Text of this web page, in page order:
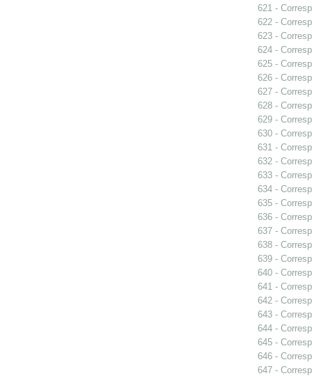
621 -
622 -
623 -
624 -
625 -
626 -
627 -
628 -
629 -
630 -
631 -
632 -
633 -
634 -
635 -
636 -
637 -
638 -
639 -
640 -
641 -
642 -
643 -
644 -
645 -
646 -
647 -